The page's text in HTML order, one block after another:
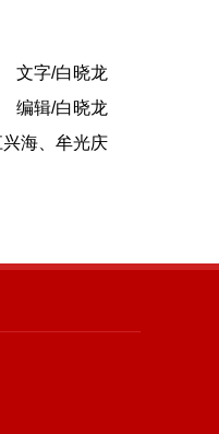
文字/白晓龙
编辑/白晓龙
海、牟光庆